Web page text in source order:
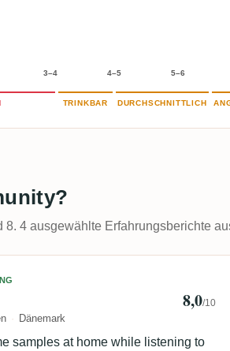
3–4 4–5 5–6
TRINKBAR DURCHSCHNITTLICH
8. 4 ausgewählte Erfahrungsberichte
Sorensen 🇩🇰
Dänemark
8,0/10
samples at home while listening to